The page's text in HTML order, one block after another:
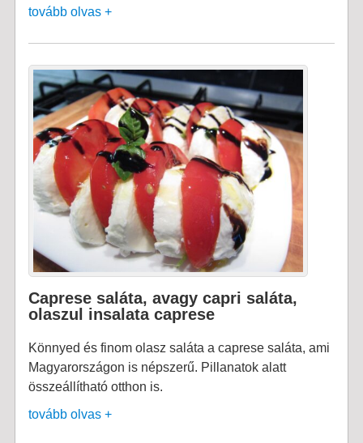
tovább olvas +
Caprese saláta, avagy capri saláta,
olaszul insalata caprese
Könnyed és finom olasz saláta a caprese saláta, ami
Magyarországon is népszerű. Pillanatok alatt
összeállítható otthon is.
tovább olvas +